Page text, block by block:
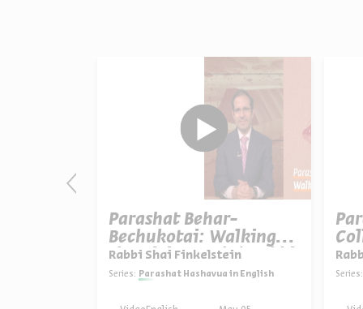
Parashat Behar-
Bechukotai: Walking
the Divine Path | Rabbi
Shai Finkelstein
Rabbi Shai Finkelstein
Series: Parashat Hashavua in English Series: